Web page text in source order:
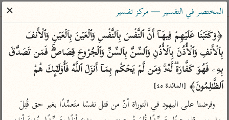
ساهم معنا في نشر القرآن والعلم الشرعي
الباحث القرآني
بحث تفسير علوم مصاحف معاجم
Type 2 or more characters for results.
المختصر في التفسير — مركز تفسير
✕
ٱلظَّـٰلِمُونَ﴾ [المائدة ٤٥]